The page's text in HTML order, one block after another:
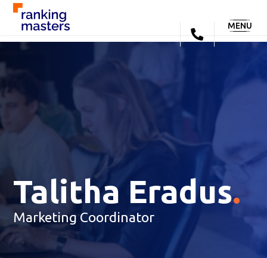
MENU
Talitha Eradus.
Marketing Coordinator